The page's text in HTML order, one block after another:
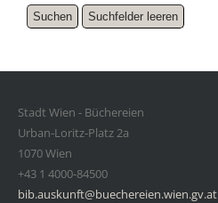
Stadt Wien - Büchereien
Urban-Loritz-Platz 2a
1070 Wien
+43 1 4000-84500
bib.auskunft@buechereien.wien.gv.at